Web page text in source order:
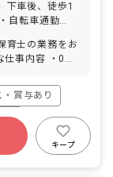
暇（取得率
得可／5日以上
暇 ■産前産後・
・復帰率
婚式・披露宴・
妻の出産） ■忌
慰霊の日休暇 ■
養育・介護可能
可
下車後、徒歩1
育士の業務をお
絡帳・日誌記
・保護者対応
賞与あり
実
進あり
キープ